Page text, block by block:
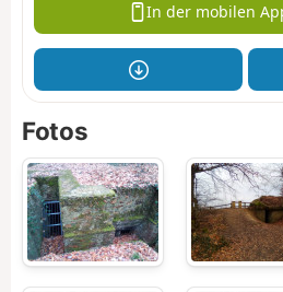
In der mobilen
Fotos